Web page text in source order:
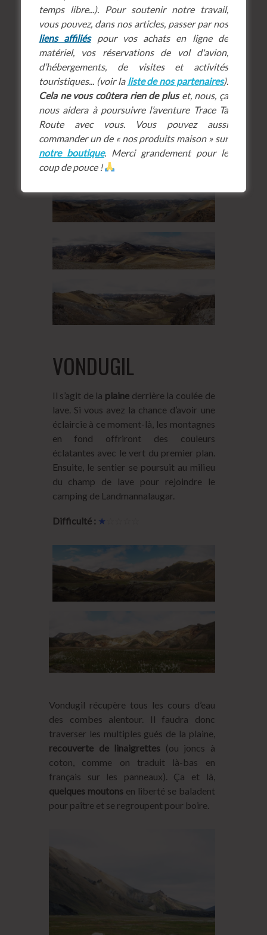
ensuite d’autres randonnées plus
lointaines ou redescendre surVondugil.
Difficulté : ★★☆☆☆
VONDUGIL
Il s’agit de la plaine derrière la coulée de
lave. Si vous avez la chance d’avoir une
éclaircie à ce moment-là, les montagnes
en fond offriront des couleurs
éclatantes avec le vert du premier plan.
Ensuite, le sentier se poursuit au milieu
du champ de lave pour rejoindre le
camping de Landmannalaugar.
Difficulté : ★
Vondugil récupère tous les cours d’eau
des combes alentour. Il faudra donc
traverser les multiples gués de la plaine,
recouverte de linaigrettes (ou joncs à
coton, comme on traduit là-bas en
français sur les panneaux). Ça et là,
quelques moutonsen liberté se baladent
pour paître et se regroupent pour boire.
temps libre...). Pour soutenir notre travail,
vous pouvez, dans nos articles, passer par nos
liens affiliéspour vos achats en ligne de
matériel, vos réservations de vol d'avion,
d’hébergements, de visites et activités
touristiques... (voir la liste de nos partenaires).
Cela ne vous coûtera rien de pluset, nous, ça
nous aidera à poursuivre l’aventure Trace Ta
Route avec vous. Vous pouvez aussi
commander un de « nos produits maison » sur
notre boutique. Merci grandement pour le
coup de pouce !